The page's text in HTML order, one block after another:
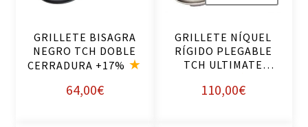
GRILLETE BISAGRA
NEGRO TCH DOBLE
CERRADURA +17%
64,00€
ca
to
GRILLETE NÍQUEL
RÍGIDO PLEGABLE
TCH ULTIMATE
110,00€
ca
to